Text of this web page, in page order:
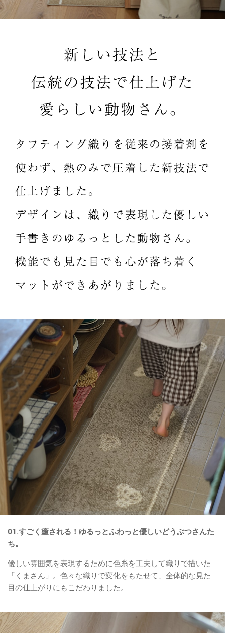
01.すごく癒される！ゆるっとふわっと優しいどうぶつさんた
ち。
優しい雰囲気を表現するために色糸を工夫して織りで描いた
「くまさん」。色々な織りで変化をもたせて、全体的な見た
目の仕上がりにもこだわりました。